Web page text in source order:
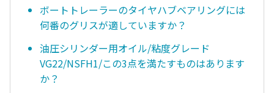
ボートトレーラーのタイヤハブベアリングには
何番のグリスが適していますか？
油圧シリンダー用オイル/粘度グレード
VG22/NSFH1/この3点を満たすものはあります
か？